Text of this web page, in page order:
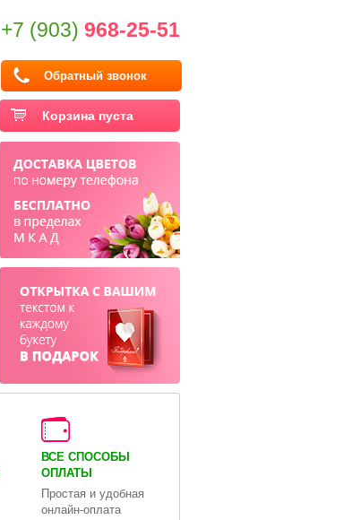
+7 (903) 968-25-51
Обратный звонок
Корзина пуста
ВСЕ СПОСОБЫ
ОПЛАТЫ
Простая и удобная
онлайн-оплата